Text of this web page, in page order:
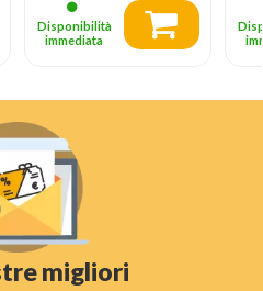
Disponibilità
immediata
migliori